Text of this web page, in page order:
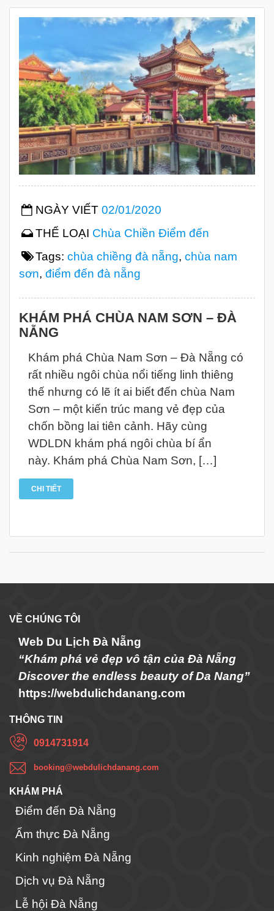
NGÀY VIẾT 02/01/2020
THỂ LOẠI Chùa Chiền Điểm đến
Tags: chùa chiềng đà nẵng, chùa nam
sơn, điểm đến đà nẵng
KHÁM PHÁ CHÙA NAM SƠN – ĐÀ
NẴNG
Khám phá Chùa Nam Sơn – Đà Nẵng có
rất nhiều ngôi chùa nổi tiếng linh thiêng
thế nhưng có lẽ ít ai biết đến chùa Nam
Sơn – một kiến trúc mang vẻ đẹp của
chốn bồng lai tiên cảnh. Hãy cùng
WDLDN khám phá ngôi chùa bí ẩn
này. Khám phá Chùa Nam Sơn, […]
CHI TIẾT
VỀ CHÚNG TÔI
Web Du Lịch Đà Nẵng
“Khám phá vẻ đẹp vô tận của Đà Nẵng
Discover the endless beauty of Da Nang”
https://webdulichdanang.com
THÔNG TIN
0914731914
booking@webdulichdanang.com
KHÁM PHÁ
Điểm đến Đà Nẵng
Ẩm thực Đà Nẵng
Kinh nghiệm Đà Nẵng
Dịch vụ Đà Nẵng
Lễ hội Đà Nẵng